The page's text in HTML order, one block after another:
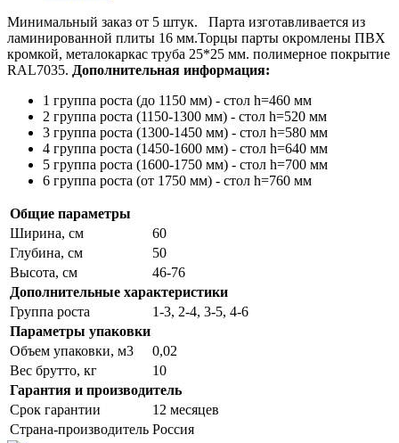
Минимальный заказ от 5 штук. Парта изготавливается из
ламинированной плиты 16 мм.Торцы парты окромлены ПВХ
кромкой, металокаркас труба 25*25 мм. полимерное покрытие
RAL7035. Дополнительная информация:
1 группа роста (до 1150 мм) - стол h=460 мм
2 группа роста (1150-1300 мм) - стол h=520 мм
3 группа роста (1300-1450 мм) - стол h=580 мм
4 группа роста (1450-1600 мм) - стол h=640 мм
5 группа роста (1600-1750 мм) - стол h=700 мм
6 группа роста (от 1750 мм) - стол h=760 мм
Общие параметры
Ширина, см
60
Глубина, см
50
Высота, см
46-76
Дополнительные характеристики
Группа роста
1-3, 2-4, 3-5, 4-6
Параметры упаковки
Объем упаковки, м3
0,02
Вес брутто, кг
10
Гарантия и производитель
Срок гарантии
12 месяцев
Страна-производитель Россия